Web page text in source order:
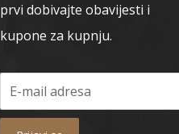
prvi dobivajte obavijesti i
kupone za kupnju.